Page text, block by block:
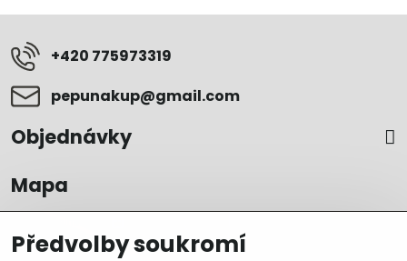
+420 775973319
pepunakup​@gmail​.com
Objednávky
Mapa
Předvolby soukromí